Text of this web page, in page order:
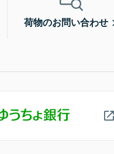
荷物のお問い合わせ